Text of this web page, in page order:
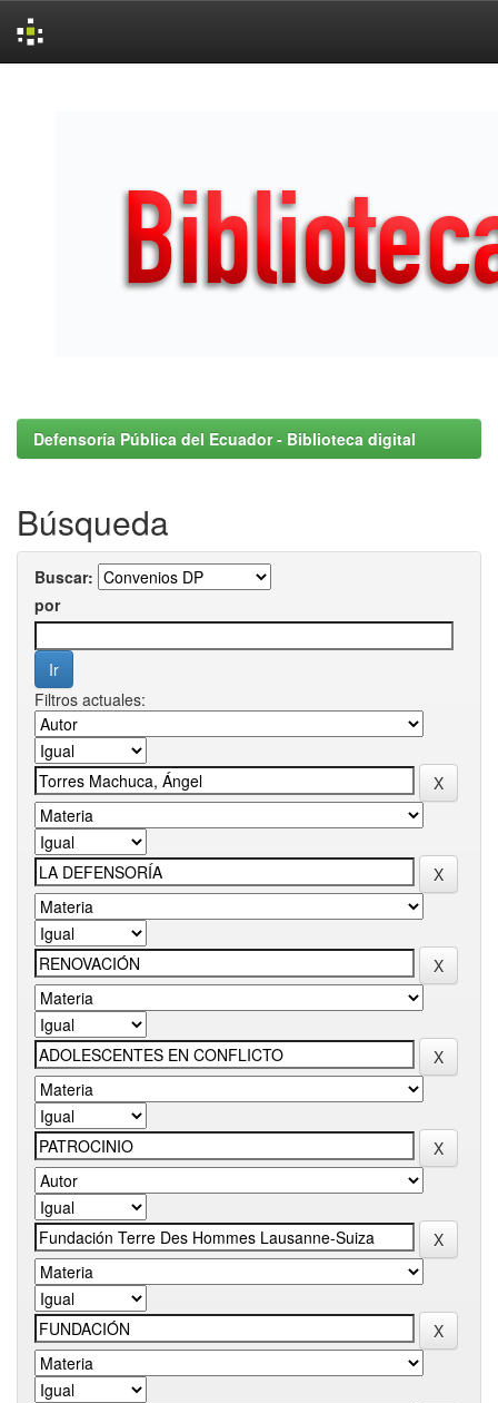
Defensoría Pública del Ecuador - Biblioteca digital
Búsqueda
Buscar:
por
Filtros actuales: